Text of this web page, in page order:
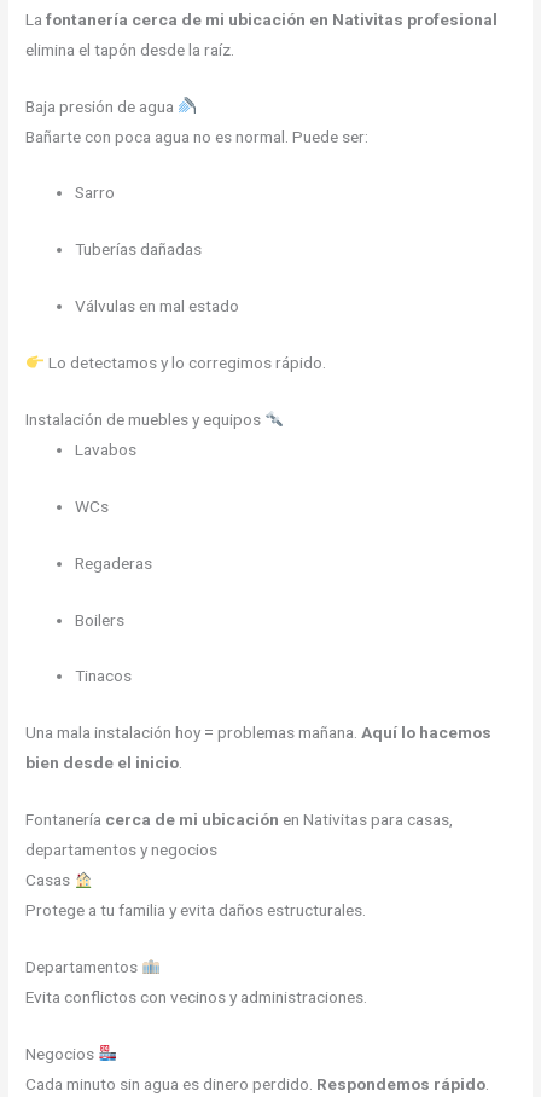
Lafontanería cerca de mi ubicación en Nativitas profesional
elimina el tapón desde la raíz.
Baja presión de agua
Bañarte con poca agua no es normal. Puede ser:
Sarro
Tuberías dañadas
Válvulas en mal estado
Lo detectamos y lo corregimos rápido.
Instalación de muebles y equipos
Lavabos
WCs
Regaderas
Boilers
Tinacos
Una mala instalación hoy = problemas mañana.Aquí lo hacemos
bien desde el inicio.
Fontanería cerca de mi ubicación en Nativitas para casas,
departamentos y negocios
Casas
Protege a tu familia y evita daños estructurales.
Departamentos
Evita conflictos con vecinos y administraciones.
Negocios
Cada minuto sin agua es dinero perdido. Respondemos rápido